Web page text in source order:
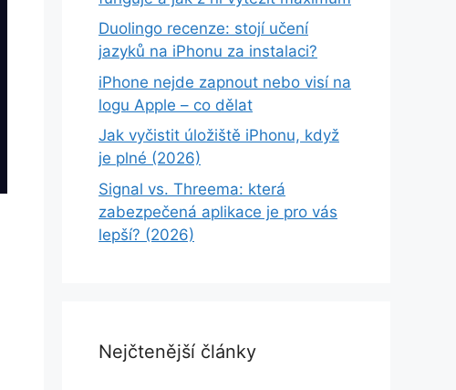
Duolingo recenze: stojí učení
jazyků na iPhonu za instalaci?
iPhone nejde zapnout nebo visí na
logu Apple – co dělat
Jak vyčistit úložiště iPhonu, když
je plné (2026)
Signal vs. Threema: která
zabezpečená aplikace je pro vás
lepší? (2026)
Nejčtenější články